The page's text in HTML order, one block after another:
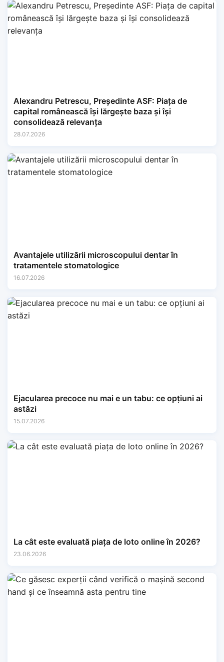
Alexandru Petrescu, Președinte ASF: Piața de
capital românească își lărgește baza și își
consolidează relevanța
28.07.2026
Avantajele utilizării microscopului dentar în
tratamentele stomatologice
16.07.2026
Ejacularea precoce nu mai e un tabu: ce opțiuni ai
astăzi
15.07.2026
La cât este evaluată piața de loto online în 2026?
23.06.2026